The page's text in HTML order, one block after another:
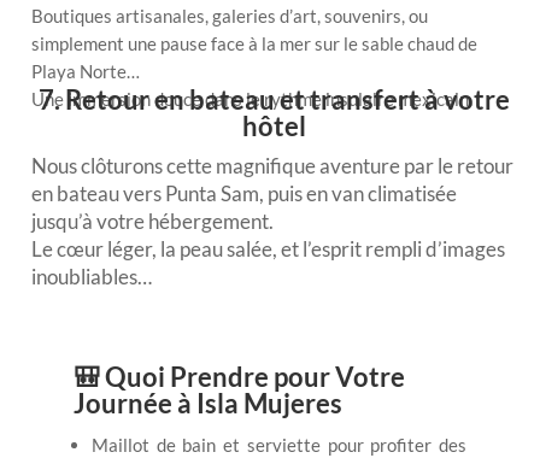
Boutiques artisanales, galeries d’art, souvenirs, ou
simplement une pause face à la mer sur le sable chaud de
Playa Norte…
Une immersion douce dans le rythme insulaire mexicain.
7. Retour en bateau et transfert à votre
hôtel
Nous clôturons cette magnifique aventure par le retour
en bateau vers Punta Sam, puis en van climatisée
jusqu’à votre hébergement.
Le cœur léger, la peau salée, et l’esprit rempli d’images
inoubliables…
🎒 Quoi Prendre pour Votre
Journée à Isla Mujeres
Maillot de bain et serviette pour profiter des